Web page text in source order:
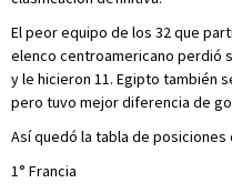
El peor equipo de los 32 que
elenco centroamericano perdió
y le hicieron 11. Egipto también
pero tuvo mejor diferencia de
Así quedó la tabla de posiciones
1° Francia